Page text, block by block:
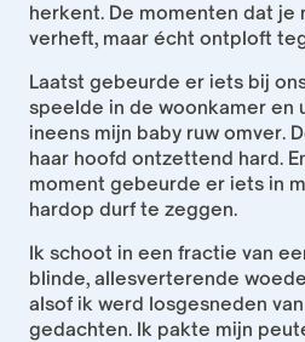
herkent. De momenten dat je
verheft, maar écht ontploft
Laatst gebeurde er iets bij
speelde in de woonkamer en
ineens mijn baby ruw omver.
haar hoofd ontzettend hard.
moment gebeurde er iets in
hardop durf te zeggen.
Ik schoot in een fractie van
blinde, allesverterende
alsof ik werd losgesneden
gedachten. Ik pakte mijn